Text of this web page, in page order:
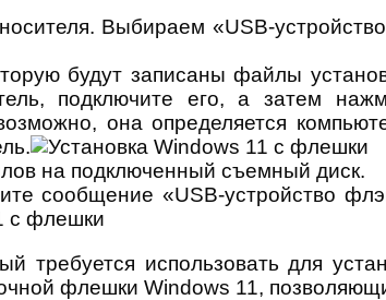
Выбираем «USB-
будут записаны файлы
подключите его, а затем
она определяется
на подключенный съемный диск.
сообщение «USB-устройство
требуется использовать для
флешки Windows 11,